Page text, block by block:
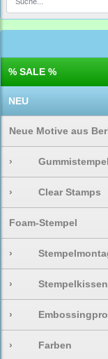
% SALE %
NEU
Neue Motive aus
› Gummistempel
› Clear Stamps
Foam-Stempel
›
› Stempelkissen
›
› Farben